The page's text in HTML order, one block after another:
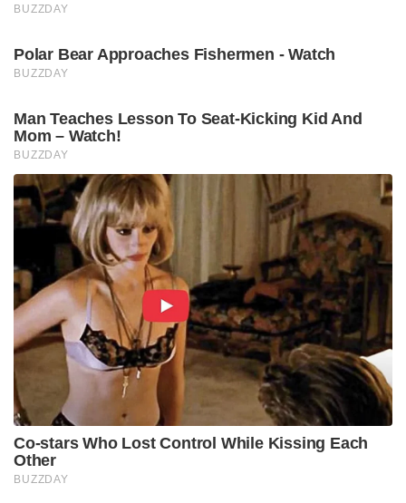
BUZZDAY
Polar Bear Approaches Fishermen - Watch
BUZZDAY
Man Teaches Lesson To Seat-Kicking Kid And
Mom – Watch!
BUZZDAY
Co-stars Who Lost Control While Kissing Each
Other
BUZZDAY